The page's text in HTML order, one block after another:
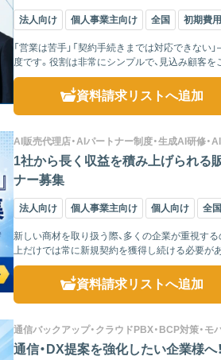
法人向け 個人事業主向け 全国 初期費
「営業は苦手」「契約手続きまでは対応できな
度です。役割は非常にシンプルで、見込み顧客
が担当します。 ...
資料請求リストへ追加
AI販売代理店・AIパートナー制度・生成AI研修・
1社から長く収益を積み上げられる
ナー募集
法人向け 個人事業主向け 個人向け 全国
新しい商材を取り扱う際、多くの企業が重視す
上だけでは常に新規契約を獲得し続ける必要が
益基盤を築きやすく...
資料請求リストへ追加
通信バックアップ・クラウドPBX・BCP対策・モ
通信・DX提案を強化したい企業様へ